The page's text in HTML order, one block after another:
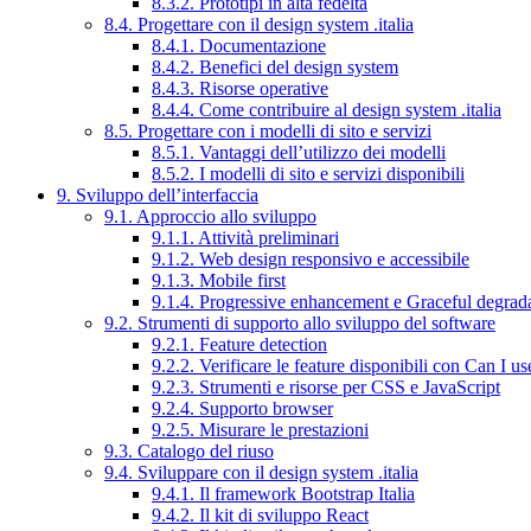
8.4. Progettare con il design system .italia
8.4.1. Documentazione
8.4.2. Benefici del design system
8.4.3. Risorse operative
8.4.4. Come contribuire al design system .italia
8.5. Progettare con i modelli di sito e servizi
8.5.1. Vantaggi dell’utilizzo dei modelli
8.5.2. I modelli di sito e servizi disponibili
9. Sviluppo dell’interfaccia
9.1. Approccio allo sviluppo
9.1.1. Attività preliminari
9.1.2. Web design responsivo e accessibile
9.1.3. Mobile first
9.1.4. Progressive enhancement e Graceful
9.2. Strumenti di supporto allo sviluppo del software
9.2.1. Feature detection
9.2.2. Verificare le feature disponibili con Can I
9.2.3. Strumenti e risorse per CSS e JavaScript
9.2.4. Supporto browser
9.2.5. Misurare le prestazioni
9.3. Catalogo del riuso
9.4. Sviluppare con il design system .italia
9.4.1. Il framework Bootstrap Italia
9.4.2. Il kit di sviluppo React